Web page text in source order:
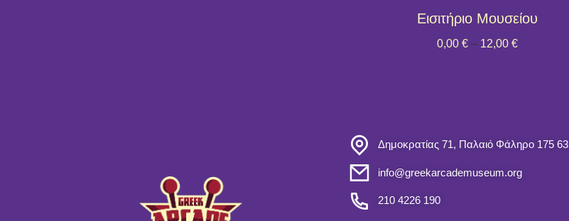
Εισιτήριο Μουσείου
0,00 € – 12,00 €
Δημοκρατίας 71, Παλαιό Φάληρο 175 63
info@greekarcademuseum.org
210 4226 190